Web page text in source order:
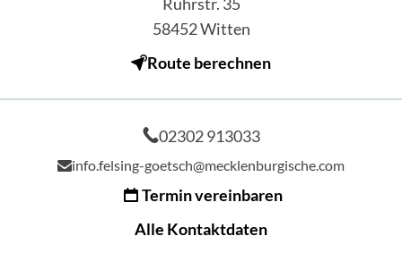
58452Witten
Route berechnen
02302 913033
info.felsing-goetsch@mecklenburgische.com
Termin vereinbaren
Alle Kontaktdaten